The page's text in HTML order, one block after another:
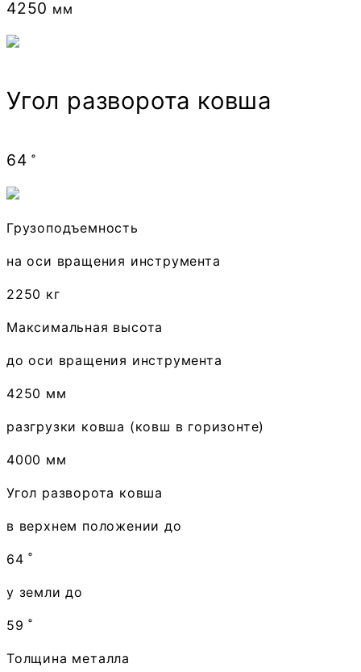
4250 мм
Угол разворота ковша
64 ˚
Грузоподъемность
на оси вращения инструмента
2250 кг
Максимальная высота
до оси вращения инструмента
4250 мм
разгрузки ковша (ковш в горизонте)
4000 мм
Угол разворота ковша
в верхнем положении до
64 ˚
у земли до
59 ˚
Толщина металла